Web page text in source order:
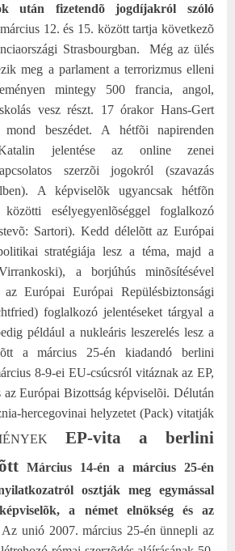
után fizetendõ jogdíjakról szóló
12. és 15. között tartja következõ
Strasbourgban.
Még az ülés
meg a parlament a terrorizmus elleni
mintegy 500 francia, angol,
vesz részt. 17 órakor Hans-Gert
beszédet.
A hétfõi napirenden
jelentése az online zenei
szerzõi jogokról (szavazás
A képviselõk ugyancsak hétfõn
esélyegyenlõséggel foglalkozó
Sartori). Kedd délelõtt az Európai
stratégiája lesz a téma, majd a
a borjúhús minõsítésével
Európai Európai Repülésbiztonsági
foglalkozó jelentéseket tárgyal a
például a nukleáris leszerelés lesz a
a március 25-én kiadandó berlini
8-9-ei EU-csúcsról vitáznak az EP,
az Európai Bizottság képviselõi. Délután
hercegovinai helyzetet (Pack) vitatják
EP-vita a berlini
Március 14-én a március 25-én
osztják meg egymással
a német elnökség és az
Az unió 2007. március 25-én ünnepli az